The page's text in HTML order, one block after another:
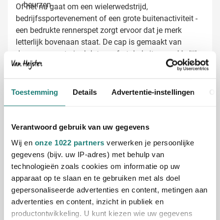
Toestemming Details Advertentie-instellingen
Verantwoord gebruik van uw gegevens
Wij en onze 1022 partners verwerken je persoonlijke
gegevens (bijv. uw IP-adres) met behulp van
technologieën zoals cookies om informatie op uw
apparaat op te slaan en te gebruiken met als doel
gepersonaliseerde advertenties en content, metingen aan
advertenties en content, inzicht in publiek en
productontwikkeling. U kunt kiezen wie uw gegevens
beurzen
Of het nu gaat om een wielerwedstrijd,
bedrijfssportevenement of een grote buitenactiviteit -
een bedrukte rennerspet zorgt ervoor dat je merk
letterlijk bovenaan staat. De cap is gemaakt van
duurzaam materiaal dat comfortabel zit en makkelijk
te onderhouden is, waardoor ontvangers hem keer op
Bij Van Heijster Relatiegeschenken maken we van elke
Full color bedrukking voor een levendig en opvallend
Bedrukking met je bedrijfslogo op de voorzijde
Toevoegen van een slogan of actietekst voor extra
impact
Gratis digitaal voorbeeld van je bedrukte
Cycling Cap
Benieuwd hoe jouw ontwerp eruitziet op onze Cycling